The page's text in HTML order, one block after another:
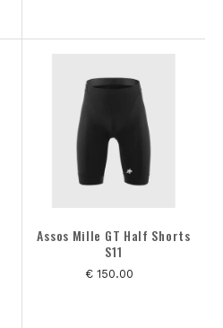
Assos Mille GT Half Shorts
S11
€ 150.00